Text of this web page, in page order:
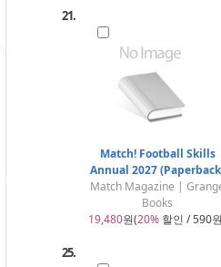
21.
Match! Football Skills
Annual 2027
Match Magazine |
Books
19,480원(20% 할인 / 590
25.